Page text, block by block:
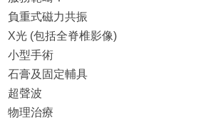
負重式磁力共振
X光 (包括全脊椎影像)
小型手術
石膏及固定輔具
超聲波
物理治療